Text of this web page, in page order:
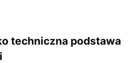
techniczna podstawa